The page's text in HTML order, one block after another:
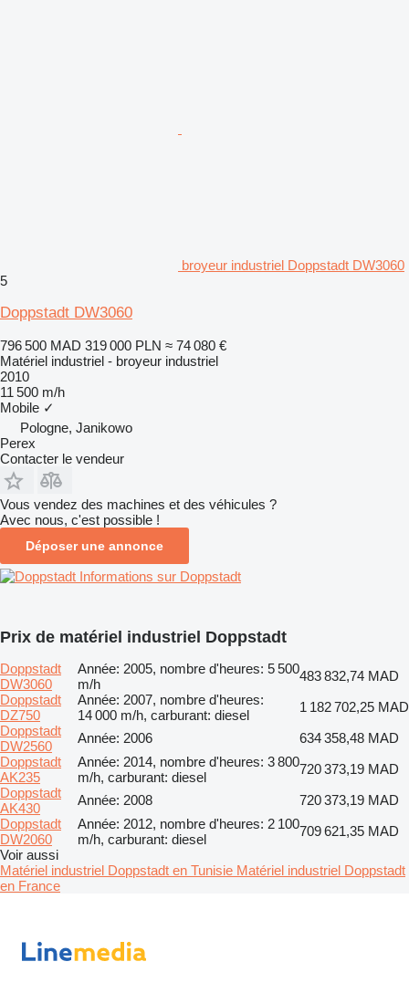
broyeur industriel Doppstadt DW3060
5
Doppstadt DW3060
796 500 MAD 319 000 PLN ≈ 74 080 €
Matériel industriel - broyeur industriel
2010
11 500 m/h
Mobile ✓
Pologne, Janikowo
Perex
Contacter le vendeur
Vous vendez des machines et des véhicules ?
Avec nous, c'est possible !
Déposer une annonce
Informations sur Doppstadt
Prix de matériel industriel Doppstadt
Doppstadt
DW3060
Année: 2005, nombre d'heures: 5 500
m/h
483 832,74 MAD
Doppstadt
DZ750
Année: 2007, nombre d'heures:
14 000 m/h, carburant: diesel
1 182 702,25 MAD
Doppstadt
DW2560
Année: 2006
634 358,48 MAD
Doppstadt
AK235
Année: 2014, nombre d'heures: 3 800
m/h, carburant: diesel
720 373,19 MAD
Doppstadt
AK430
Année: 2008
720 373,19 MAD
Doppstadt
DW2060
Année: 2012, nombre d'heures: 2 100
m/h, carburant: diesel
709 621,35 MAD
Voir aussi
Matériel industriel Doppstadt en Tunisie Matériel industriel Doppstadt
en France